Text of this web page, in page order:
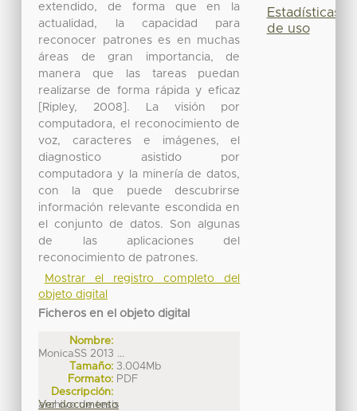
extendido, de forma que en la
actualidad, la capacidad para
reconocer patrones es en muchas
áreas de gran importancia, de
manera que las tareas puedan
realizarse de forma rápida y eficaz
[Ripley, 2008]. La visión por
computadora, el reconocimiento de
voz, caracteres e imágenes, el
diagnostico asistido por
computadora y la minería de datos,
con la que puede descubrirse
información relevante escondida en
el conjunto de datos. Son algunas
de las aplicaciones del
reconocimiento de patrones.
Mostrar el registro completo del
objeto digital
Ficheros en el objeto digital
Nombre:
MonicaSS 2013 ...
Tamaño: 3.004Mb
Formato: PDF
Descripción:
archivo de tesis
Ver documento
Estadísticas
de uso